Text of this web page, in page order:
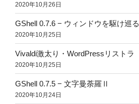
2020年10月26日
GShell 0.7.6 − ウィンドウを駆け巡る
2020年10月25日
Vivaldi激太り・WordPressリストラ
2020年10月25日
GShell 0.7.5 − 文字曼荼羅Ⅱ
2020年10月24日